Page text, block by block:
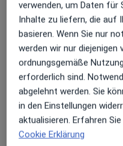
Natürlich stehe ich
zur Verfügung.
unter 06551/2410 um
Wir freuen uns auf
Geburtshilfe
Feststellen der
möglich,
Umfassende
verwenden, um Daten
Inhalte zu liefern, die auf
basieren. Wenn Sie nur
werden wir nur diejenigen
ordnungsgemäße
erforderlich sind.
abgelehnt werden. Sie
in den Einstellungen
aktualisieren. Erfahren
Cookie Erklärung